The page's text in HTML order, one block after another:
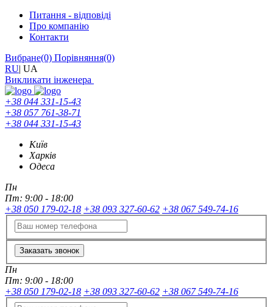
Питання - відповіді
Про компанію
Контакти
Вибране(0) Порівняння(0)
RU| UA
Викликати інженера
+38 044 331-15-43
+38 057 761-38-71
+38 044 331-15-43
Київ
Харків
Одеса
Пн
Пт: 9:00 - 18:00
+38 050 179-02-18 +38 093 327-60-62 +38 067 549-74-16
Заказать звонок
Пн
Пт: 9:00 - 18:00
+38 050 179-02-18 +38 093 327-60-62 +38 067 549-74-16